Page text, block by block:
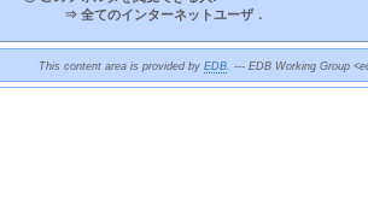
⇒ 全てのインターネットユーザ．
This content area is provided by EDB. --- EDB Working Group